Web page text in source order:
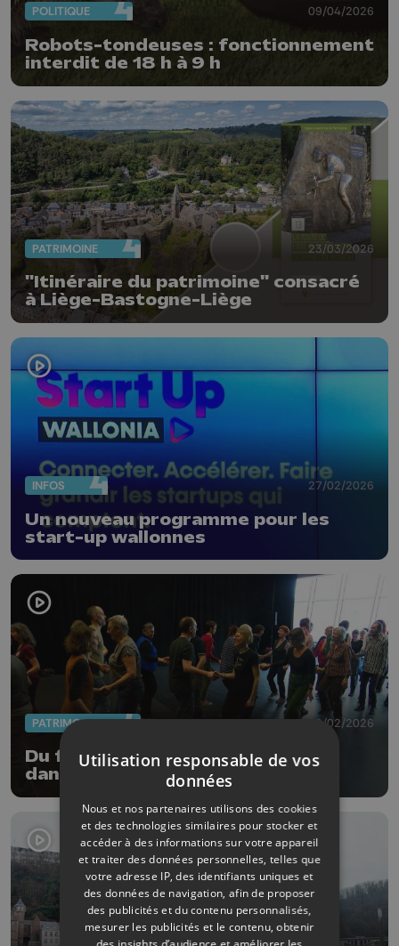
POLITIQUE 09/04/2026
Robots-tondeuses : fonctionnement
interdit de 18 h à 9 h
PATRIMOINE 23/03/2026
"Itinéraire du patrimoine" consacré
à Liège-Bastogne-Liège
INFOS 27/02/2026
Un nouveau programme pour les
start-up wallonnes
PATRIMOINE 02/02/2026
Du folklore au dancefloor : les
danses wallonnes en mouvement
Utilisation responsable de vos
données
Nous et nos partenaires utilisons des cookies
et des technologies similaires pour stocker et
accéder à des informations sur votre appareil
et traiter des données personnelles, telles que
votre adresse IP, des identifiants uniques et
des données de navigation, afin de proposer
des publicités et du contenu personnalisés,
mesurer les publicités et le contenu, obtenir